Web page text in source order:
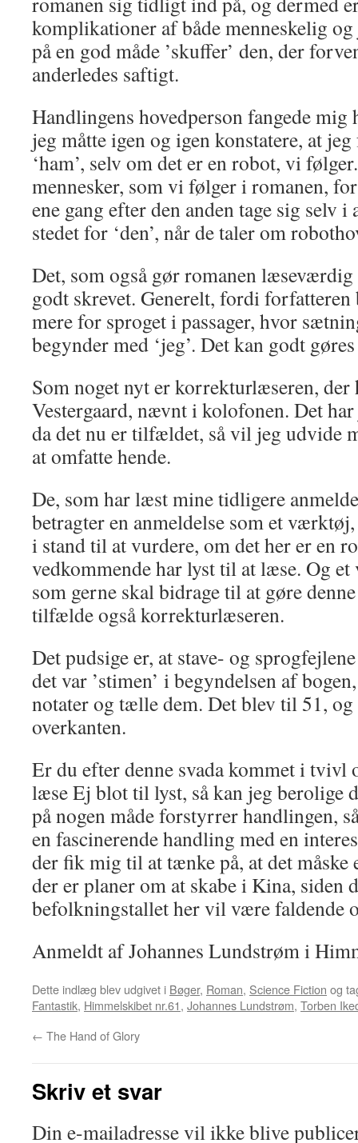
komplikationer af både menneskelig
på en god måde ’skuffer’ den, der
anderledes saftigt.
Handlingens hovedperson fangede
jeg måtte igen og igen konstatere, at
‘ham’, selv om det er en robot, vi
mennesker, som vi følger i romanen,
ene gang efter den anden tage sig selv i
stedet for ‘den’, når de taler om
Det, som også gør romanen læseværdig
godt skrevet. Generelt, fordi
mere for sproget i passager, hvor
begynder med ‘jeg’. Det kan godt
Som noget nyt er korrekturlæseren, der
Vestergaard, nævnt i kolofonen. Det
da det nu er tilfældet, så vil jeg udvide
at omfatte hende.
De, som har læst mine tidligere
betragter en anmeldelse som et
i stand til at vurdere, om det her er en
vedkommende har lyst til at læse. Og
som gerne skal bidrage til at gøre
tilfælde også korrekturlæseren.
Det pudsige er, at stave- og
det var ’stimen’ i begyndelsen af
notater og tælle dem. Det blev til 51, og
overkanten.
Er du efter denne svada kommet i
læse Ej blot til lyst, så kan jeg berolige
på nogen måde forstyrrer handlingen,
en fascinerende handling med en
der fik mig til at tænke på, at det måske
der er planer om at skabe i Kina, siden
befolkningstallet her vil være faldende
Anmeldt af Johannes Lundstrøm i
Dette indlæg blev udgivet i Bøger, Roman, Science Fiction og
Fantastik, Himmelskibet nr.61, Johannes Lundstrøm, Torben
← The Hand of Glory
Skriv et svar
Din e-mailadresse vil ikke blive